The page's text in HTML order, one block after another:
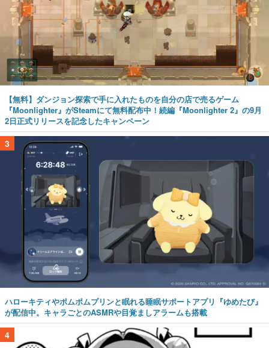
【無料】ダンジョン探索で手に入れたものを自分の店で売るゲーム
『Moonlighter』がSteamにて無料配布中！続編『Moonlighter 2』の9月
2日正式リリースを記念したキャンペーン
3
ハローキティやポムポムプリンと眠れる睡眠サポートアプリ『ゆめたび』
が配信中。キャラごとのASMRや目覚ましアラームも搭載
4